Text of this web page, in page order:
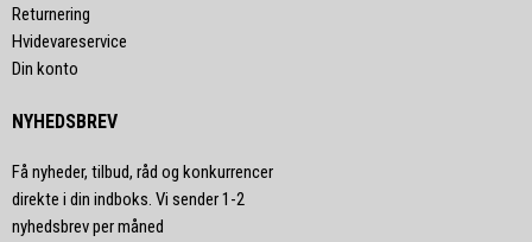
Returnering
Hvidevareservice
Din konto
NYHEDSBREV
Få nyheder, tilbud, råd og konkurrencer
direkte i din indboks. Vi sender 1-2
nyhedsbrev per måned